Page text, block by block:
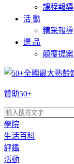
課程報導
活 動
精采報導
選 品
顛覆提案
贊助50+
學院
生活百科
評鑑
活動